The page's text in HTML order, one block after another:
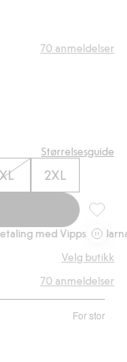
70 anmeldelser
Størrelsesguide
XL 2XL
med Vipps & Klarna
Velg butikk
For stor
70 anmeldelser